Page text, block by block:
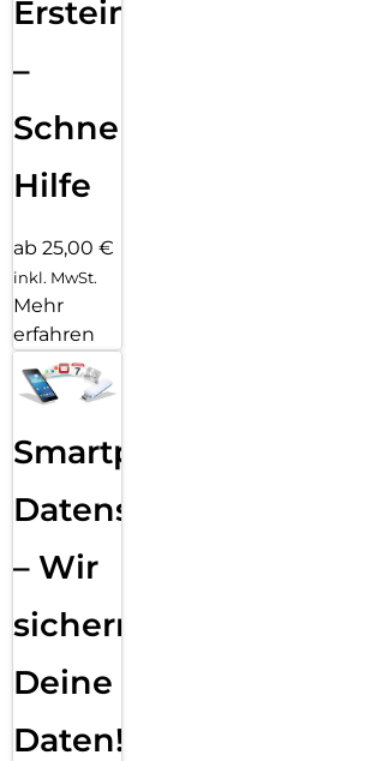
Ersteinrichtung
–
Schnelle
Hilfe
ab 25,00 €
inkl. MwSt.
Mehr
erfahren
Smartphone
Datensicherung
– Wir
sichern
Deine
Daten!